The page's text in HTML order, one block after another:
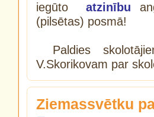
iegūto
atzinību
(pilsētas) posmā!
Paldies
V.Skorikovam par
Ziemassvētku